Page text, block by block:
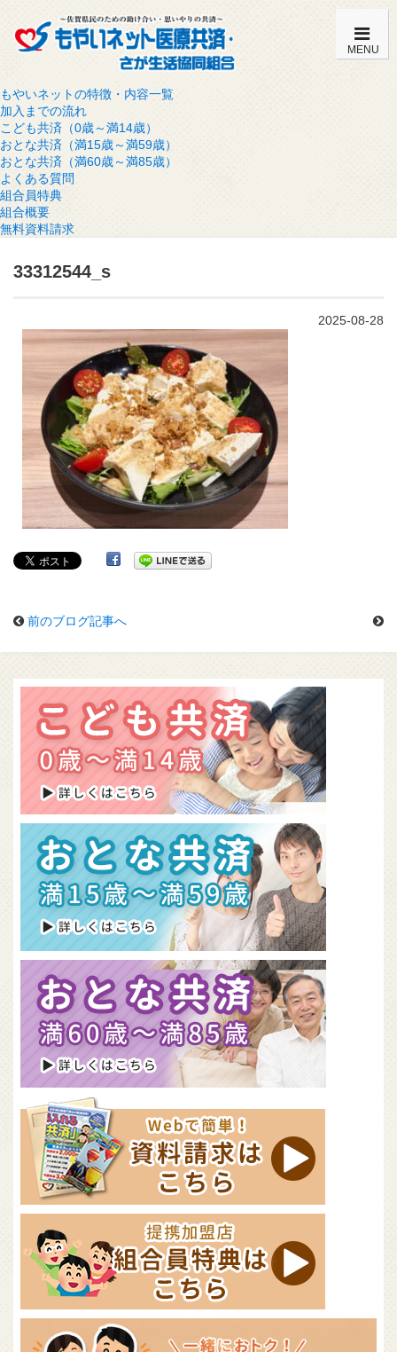
MENU
もやいネットの特徴・内容一覧
加入までの流れ
こども共済（0歳～満14歳）
おとな共済（満15歳～満59歳）
おとな共済（満60歳～満85歳）
よくある質問
組合員特典
組合概要
無料資料請求
33312544_s
2025-08-28
前のブログ記事へ